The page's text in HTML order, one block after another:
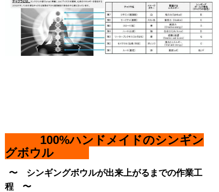
100%ハンドメイドのシンギン
グボウル
〜 シンギングボウルが出来上がるまでの作業工
程 〜